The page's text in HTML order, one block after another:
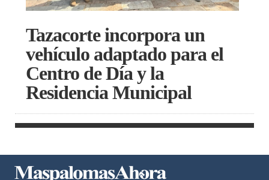
Tazacorte incorpora un
vehículo adaptado para el
Centro de Día y la
Residencia Municipal